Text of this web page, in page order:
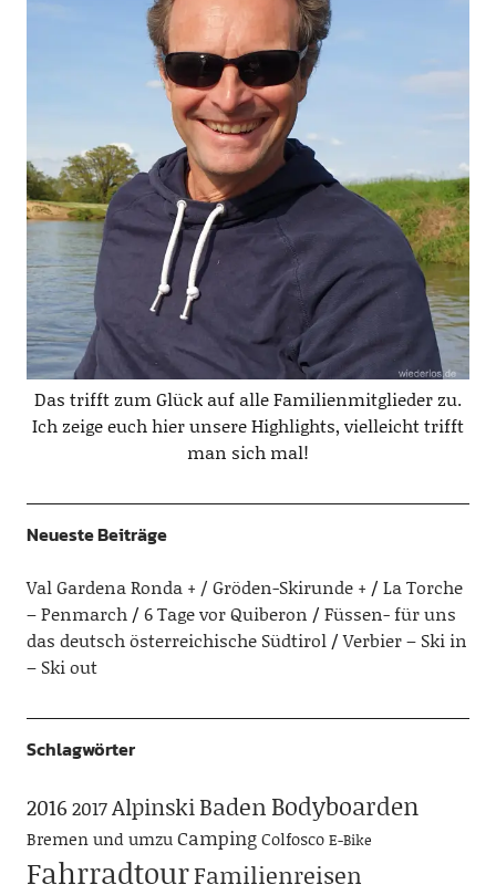
Das trifft zum Glück auf alle Familienmitglieder zu.
Ich zeige euch hier unsere Highlights, vielleicht trifft
man sich mal!
Neueste Beiträge
Val Gardena Ronda + / Gröden-Skirunde +
La Torche
– Penmarch
6 Tage vor Quiberon
Füssen- für uns
das deutsch österreichische Südtirol
Verbier – Ski in
– Ski out
Schlagwörter
2016 2017AlpinskiBaden Bodyboarden
Bremen und umzuCampingColfosco E-Bike
FahrradtourFamilienreisen